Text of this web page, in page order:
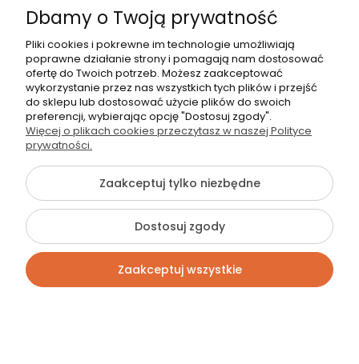
UWAGA:Blendy górne maskujące pozostałą
przestrzeń wyceniane indywidualnie po
wcześniejszym kontakcie telefonicznym lub
mailowym.
Dostępne są w wysokości między 6-30 cm.
Zamawiając blendy boczne należy wybrać do
koszyka odpowiedni zakres szerokości (6-10
lub 11-20 cm) oraz w uwagach do nas wpisać
odpowiednią szerokość.
Konfiguracja kolorystyczna(kolor
korpusu / kolor frontu) :
Wariant matowy :Kolor korpusu/wnętrza
: Dąb
Dbamy o Twoją prywatność
Pliki cookies i pokrewne im technologie umożliwiają
poprawne działanie strony i pomagają nam dostosować
ofertę do Twoich potrzeb. Możesz zaakceptować
wykorzystanie przez nas wszystkich tych plików i przejść
do sklepu lub dostosować użycie plików do swoich
preferencji, wybierając opcję "Dostosuj zgody".
Więcej o plikach cookies przeczytasz w naszej Polityce
prywatności.
Zaakceptuj tylko niezbędne
Dostosuj zgody
Zaakceptuj wszystkie